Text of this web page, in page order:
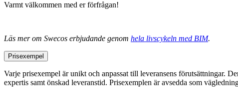
Varmt välkommen med er förfrågan!
Läs mer om Swecos erbjudande genom hela livscykeln med BIM.
Prisexempel
Varje prisexempel är unikt och anpassat till leveransens förutsättningar.
expertis samt önskad leveranstid. Prisexemplen är avsedda som